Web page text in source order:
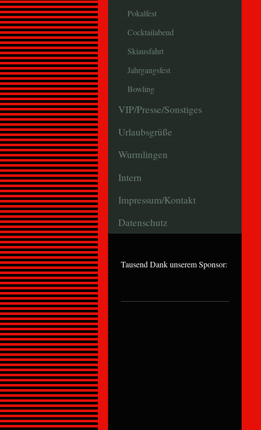
Pokalfest
Cocktailabend
Skiausfahrt
Jahrgangsfest
Bowling
VIP/Presse/Sonstiges
Urlaubsgrüße
Wurmlingen
Intern
Impressum/Kontakt
Datenschutz
Tausend Dank unserem Sponsor: